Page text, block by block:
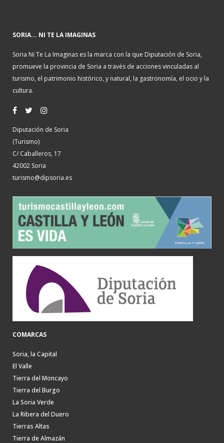
SORIA... NI TE LA IMAGINAS
Soria Ni Te La Imaginas es la marca con la que Diputación de Soria,
promueve la provincia de Soria a través de acciones vinculadas al
turismo, el patrimonio histórico, y natural, la gastronomía, el ocio y la
cultura.
Diputación de Soria
(Turismo)
C/ Caballeros, 17
42002 Soria
turismo@dipsoria.es
COMARCAS
Soria, la Capital
El Valle
Tierra del Moncayo
Tierra del Burgo
La Soria Verde
La Ribera del Duero
Tierras Altas
Tierra de Almazán